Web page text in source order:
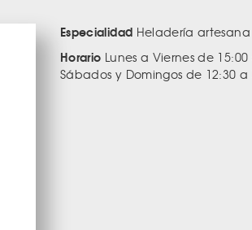
Especialidad Heladería artesana
Horario Lunes a Viernes de 15:00
Sábados y Domingos de 12:30 a